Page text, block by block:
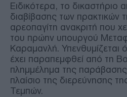
Ειδικότερα, το δικαστήριο
διαβίβασης των πρακτικών
αρεοπαγίτη ανακριτή που
του πρώην υπουργού
Καραμανλή. Υπενθυμίζεται
έχει παραπεμφθεί από τη
πλημμέλημα της
πλαίσιο της διερεύνησης
Τεμπών.